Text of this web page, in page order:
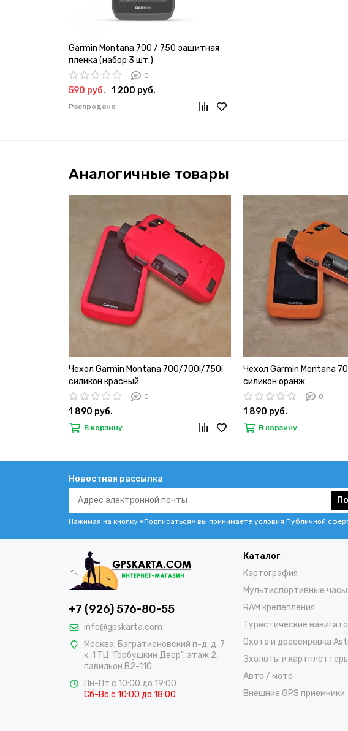
Garmin Montana 700 / 750 защитная
пленка (набор 3 шт.)
0
590 руб. 1 200 руб.
Распродано
Аналогичные товары
Чехол Garmin Montana 700/700i/750i
силикон красный
0
1 890 руб.
В корзину
Чехол Garmin Montana
силикон оранж
0
1 890 руб.
В корзину
Новостная рассылка
Нажимая на кнопку «Подписаться» вы принимаете условия Публичной
+7 (926) 576-80-55
info@gpskarta.com
Москва,Багратионовский п-д, д. 7
к. 1 ТЦ "Горбушкин Двор", этаж 2,
павильон B2-110
Пн-Пт с 10:00 до 19:00
Сб-Вс с 10:00 до 18:00
Каталог
Картография
Мультиспортивные часы
RAM крепепления
Туристические
Охота и дрессировка
Эхолоты и
Авто / мото
Внешние GPS приемники